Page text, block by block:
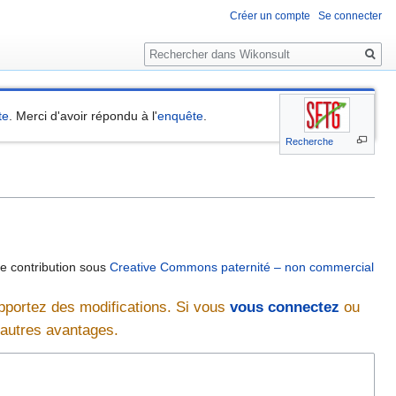
Recherche
. Merci d'avoir répondu à l'enquête
contribution sous Creative Commons paternité – non commercial
des modifications. Si vous vous connectez ou
avantages.
Créer un compte Se connecter
Rechercher